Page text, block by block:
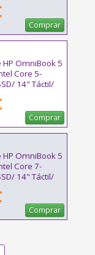
Comprar
OmniBook 5
Core 5-
14" Táctil/
Comprar
OmniBook 5
Core 7-
14" Táctil/
Comprar